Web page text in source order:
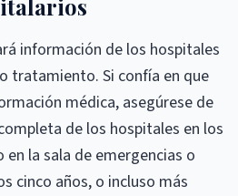
información de los hospitales
tratamiento. Si confía en que
médica, asegúrese de
de los hospitales en los
la sala de emergencias o
cinco años, o incluso más